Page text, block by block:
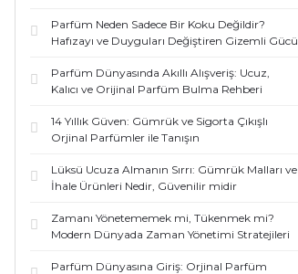
Parfüm Neden Sadece Bir Koku Değildir?
Hafızayı ve Duyguları Değiştiren Gizemli Gücü
Parfüm Dünyasında Akıllı Alışveriş: Ucuz,
Kalıcı ve Orijinal Parfüm Bulma Rehberi
14 Yıllık Güven: Gümrük ve Sigorta Çıkışlı
Orjinal Parfümler ile Tanışın
Lüksü Ucuza Almanın Sırrı: Gümrük Malları ve
İhale Ürünleri Nedir, Güvenilir midir
Zamanı Yönetememek mi, Tükenmek mi?
Modern Dünyada Zaman Yönetimi Stratejileri
Parfüm Dünyasına Giriş: Orjinal Parfüm